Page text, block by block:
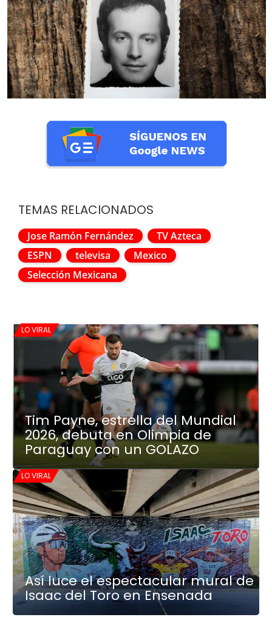
TEMAS RELACIONADOS
Jose Ramón Fernández
TV Azteca
ESPN
televisa
Mexico
Selección Mexicana
LO VIRAL
Tim Payne, estrella del Mundial
2026, debuta en Olimpia de
Paraguay con un GOLAZO
LO VIRAL
Así luce el espectacular mural de
Isaac del Toro en Ensenada